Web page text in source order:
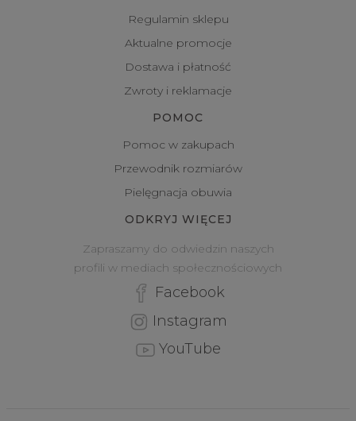
Regulamin sklepu
Aktualne promocje
Dostawa i płatność
Zwroty i reklamacje
POMOC
Pomoc w zakupach
Przewodnik rozmiarów
Pielęgnacja obuwia
ODKRYJ WIĘCEJ
Zapraszamy do odwiedzin naszych
profili w mediach społecznościowych
Facebook
Instagram
YouTube